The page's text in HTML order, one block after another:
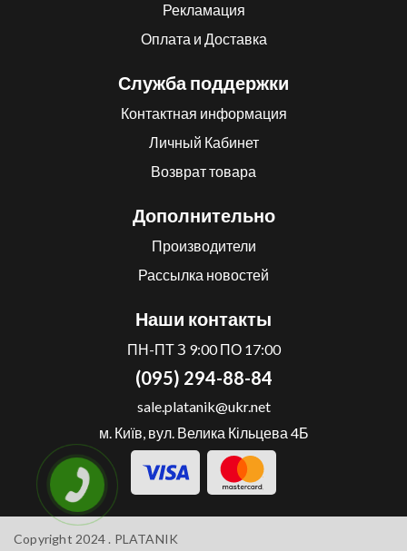
Рекламация
Оплата и Доставка
Служба поддержки
Контактная информация
Личный Кабинет
Возврат товара
Дополнительно
Производители
Рассылка новостей
Наши контакты
ПН-ПТ З 9:00 ПО 17:00
(095) 294-88-84
sale.platanik@ukr.net
м. Київ, вул. Велика Кільцева 4Б
Copyright 2024 . PLATANIK